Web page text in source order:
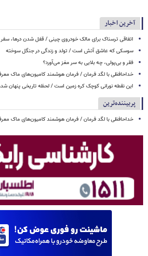
آخرین اخبار
اتفاقی ترسناک برای مالک خودروی چینی / قفل شدن درها، سفر
سوسکی که عاشق آتش است / تولد و زندگی در جنگل سوخته
فقر و بی‌پولی، چه بلایی به سر مغز می‌آورد؟
خداحافظی با لگد فرمان / فرمان هوشمند کامیون‌های ماک
این نقطه نورانی کوچک کره زمین است / لحظه تاریخی پنهان
پربیننده‌ترین
خداحافظی با لگد فرمان / فرمان هوشمند کامیون‌های ماک